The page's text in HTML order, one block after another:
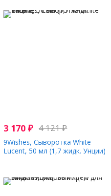
3 170₽ 4 121₽
9Wishes, Сыворотка White
Lucent, 50 мл (1,7 жидк. Унции)